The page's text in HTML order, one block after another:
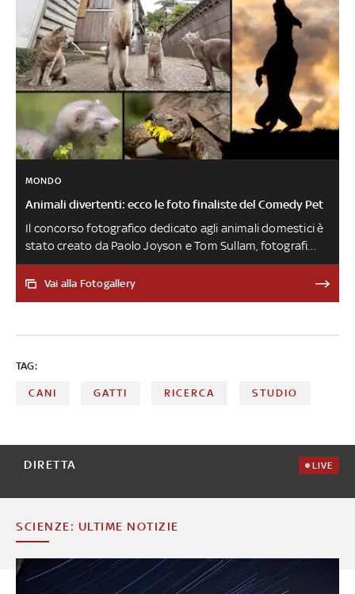
MONDO
Animali divertenti: ecco le foto finaliste del Comedy Pet
Il concorso fotografico dedicato agli animali domestici è
stato creato da Paolo Joyson e Tom Sullam, fotografi
professionisti, con lo scopo di celebrare il ruolo che
questi animali hanno nella nostra vita e per incoraggiare
Vai alla Fotogallery
TAG:
CANI GATTI RICERCA STUDIO
DIRETTA LIVE
SCIENZE: ULTIME NOTIZIE